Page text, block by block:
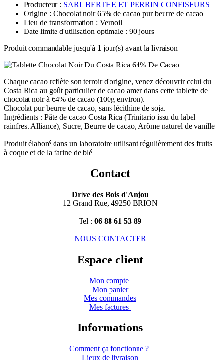
Producteur : SARL BERTHE ET PERRIN CONFISEURS
Origine : Chocolat noir 65% de cacao pur beurre de cacao
Lieu de transformation : Vernoil
Date limite d'utilisation optimale : 90 jours
Produit commandable jusqu'à 1 jour(s) avant la livraison
Chaque cacao reflète son terroir d'origine, venez découvrir celui du
Costa Rica au goût particulier de cacao amer dans cette tablette de
chocolat noir à 64% de cacao (100g environ).
Chocolat pur beurre de cacao, sans lécithine de soja.
Ingrédients : Pâte de cacao Costa Rica (Trinitario issu du label
rainfrest Alliance), Sucre, Beurre de cacao, Arôme naturel de vanille
Produit élaboré dans un laboratoire utilisant régulièrement des fruits
à coque et de la farine de blé
Contact
Drive des Bois d'Anjou
12 Grand Rue, 49250 BRION
Tel : 06 88 61 53 89
NOUS CONTACTER
Espace client
Mon compte
Mon panier
Mes commandes
Mes factures
Informations
Comment ça fonctionne ?
Lieux de livraison